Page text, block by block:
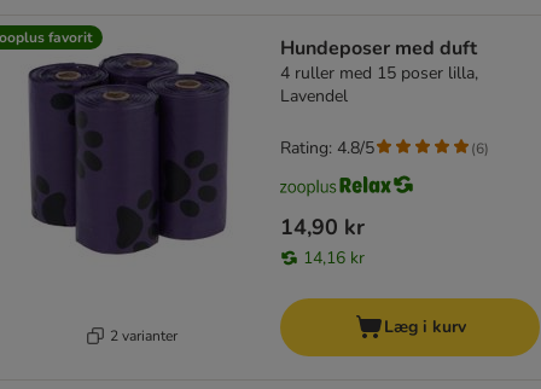
favorit
2 varianter
Hundeposer med duft
4 ruller med 15 poser lilla,
Lavendel
14,90 kr
14,16 kr
Rating: 4.8/5 (6)
Læg i kurv